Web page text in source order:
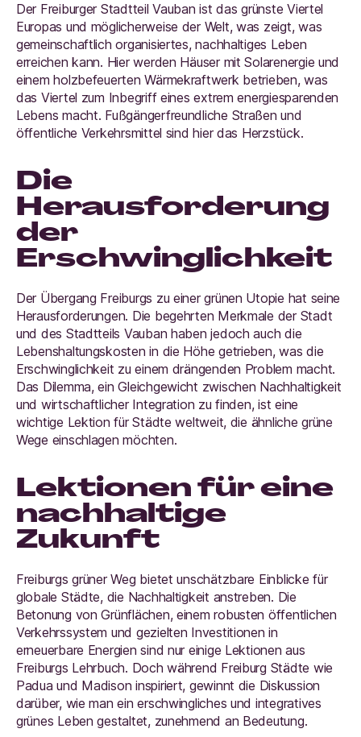
Der Freiburger Stadtteil Vauban ist das grünste Viertel
Europas und möglicherweise der Welt, was zeigt, was
gemeinschaftlich organisiertes, nachhaltiges Leben
erreichen kann. Hier werden Häuser mit Solarenergie und
einem holzbefeuerten Wärmekraftwerk betrieben, was
das Viertel zum Inbegriff eines extrem energiesparenden
Lebens macht. Fußgängerfreundliche Straßen und
öffentliche Verkehrsmittel sind hier das Herzstück.
Die
Herausforderung
der
Erschwinglichkeit
Der Übergang Freiburgs zu einer grünen Utopie hat seine
Herausforderungen. Die begehrten Merkmale der Stadt
und des Stadtteils Vauban haben jedoch auch die
Lebenshaltungskosten in die Höhe getrieben, was die
Erschwinglichkeit zu einem drängenden Problem macht.
Das Dilemma, ein Gleichgewicht zwischen Nachhaltigkeit
und wirtschaftlicher Integration zu finden, ist eine
wichtige Lektion für Städte weltweit, die ähnliche grüne
Wege einschlagen möchten.
Lektionen für eine
nachhaltige
Zukunft
Freiburgs grüner Weg bietet unschätzbare Einblicke für
globale Städte, die Nachhaltigkeit anstreben. Die
Betonung von Grünflächen, einem robusten öffentlichen
Verkehrssystem und gezielten Investitionen in
erneuerbare Energien sind nur einige Lektionen aus
Freiburgs Lehrbuch. Doch während Freiburg Städte wie
Padua und Madison inspiriert, gewinnt die Diskussion
darüber, wie man ein erschwingliches und integratives
grünes Leben gestaltet, zunehmend an Bedeutung.